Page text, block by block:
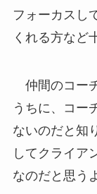
フォーカスし
くれる方など
仲間のコー
うちに、コー
ないのだと知
してクライア
なのだと思う